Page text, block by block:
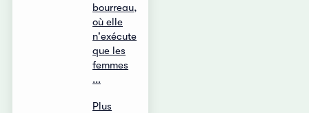
bourreau,
où elle
n'exécute
que les
femmes
...
Plus